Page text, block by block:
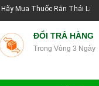
Rắn Thái Lan Tại Hướng
ĐỔI TRẢ HÀNG
Trong Vòng 3 Ngày